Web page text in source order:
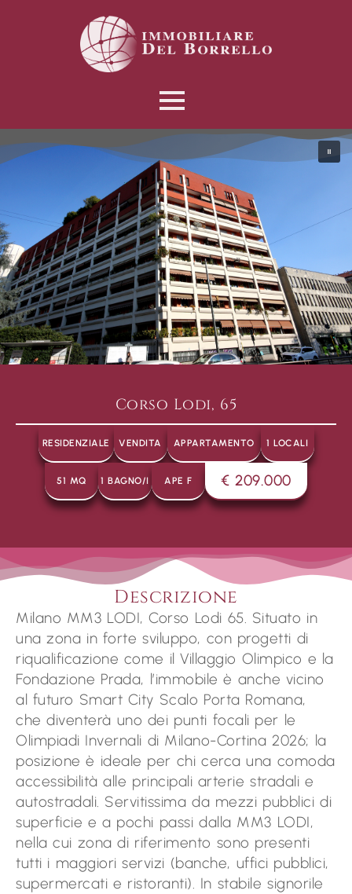
Corso Lodi, 65
RESIDENZIALE VENDITA APPARTAMENTO 1 LOCALI
51 MQ 1 BAGNO/I APE F € 209.000
Descrizione
Milano MM3 LODI, Corso Lodi 65. Situato in
una zona in forte sviluppo, con progetti di
riqualificazione come il Villaggio Olimpico e la
Fondazione Prada, l’immobile è anche vicino
al futuro Smart City Scalo Porta Romana,
che diventerà uno dei punti focali per le
Olimpiadi Invernali di Milano-Cortina 2026; la
posizione è ideale per chi cerca una comoda
accessibilità alle principali arterie stradali e
autostradali. Servitissima da mezzi pubblici di
superficie e a pochi passi dalla MM3 LODI,
nella cui zona di riferimento sono presenti
tutti i maggiori servizi (banche, uffici pubblici,
supermercati e ristoranti). In stabile signorile